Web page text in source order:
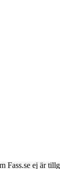
ej är